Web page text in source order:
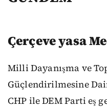
Çerçeve yasa
Milli Dayanışma ve
Güçlendirilmesine
CHP ile DEM Parti eş